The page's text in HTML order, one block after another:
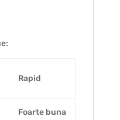
Rapid
Foarte buna